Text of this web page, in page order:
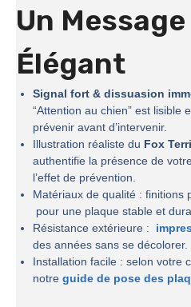
Un
Élégant
Signal fort & dissuasion
“Attention au chien” est lisible
prévenir avant d’intervenir.
Illustration réaliste du Fox
authentifie la présence de
l’effet de prévention.
Matériaux de qualité : finitions
pour une plaque stable et
Résistance extérieure :
des années sans se décolorer.
Installation facile : selon votre
notre guide de pose des